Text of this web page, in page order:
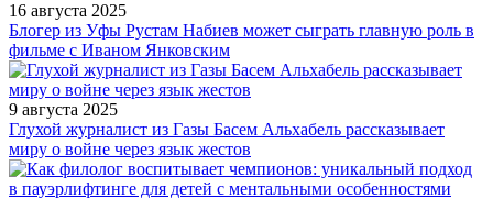
16 августа 2025
Блогер из Уфы Рустам Набиев может сыграть главную роль в
фильме с Иваном Янковским
9 августа 2025
Глухой журналист из Газы Басем Альхабель рассказывает
миру о войне через язык жестов